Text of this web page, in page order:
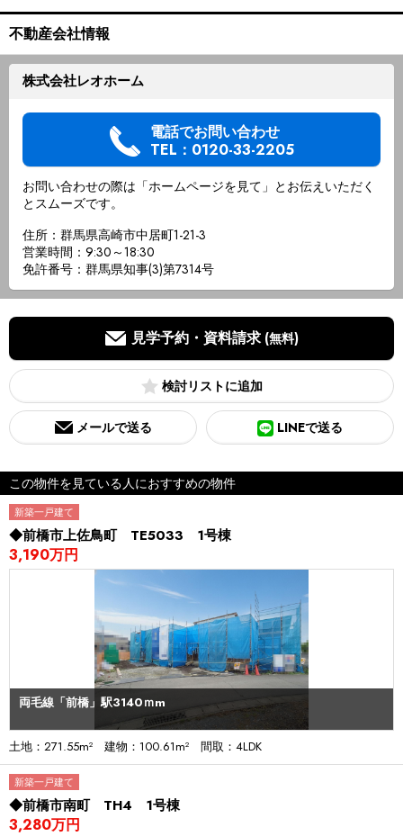
不動産会社情報
株式会社レオホーム
電話でお問い合わせ
TEL：0120-33-2205
お問い合わせの際は「ホームページを見て」とお伝えいただく
とスムーズです。
住所：群馬県高崎市中居町1-21-3
営業時間：9:30～18:30
免許番号：群馬県知事(3)第7314号
見学予約・資料請求 (無料)
検討リスト
メールで送る LINEで送る
この物件を見ている人におすすめの物件
新築一戸建て
◆前橋市上佐鳥町 TE5033 1号棟
3,190万円
両毛線「前橋」駅3140ｍm
土地：271.55m² 建物：100.61m² 間取：4LDK
新築一戸建て
◆前橋市南町 TH4 1号棟
3,280万円